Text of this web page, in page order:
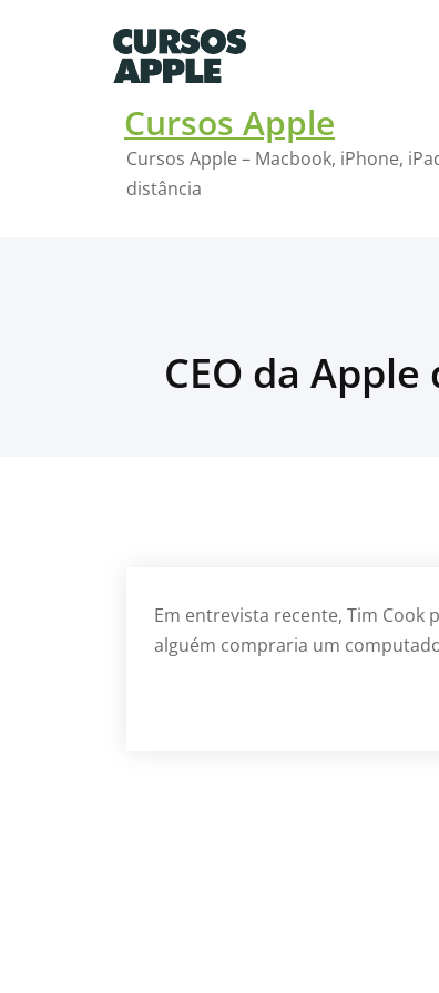
Cursos Apple
Cursos Apple – Macbook, iPhone,
distância
CEO da
Em entrevista recente, Tim Cook
alguém compraria um